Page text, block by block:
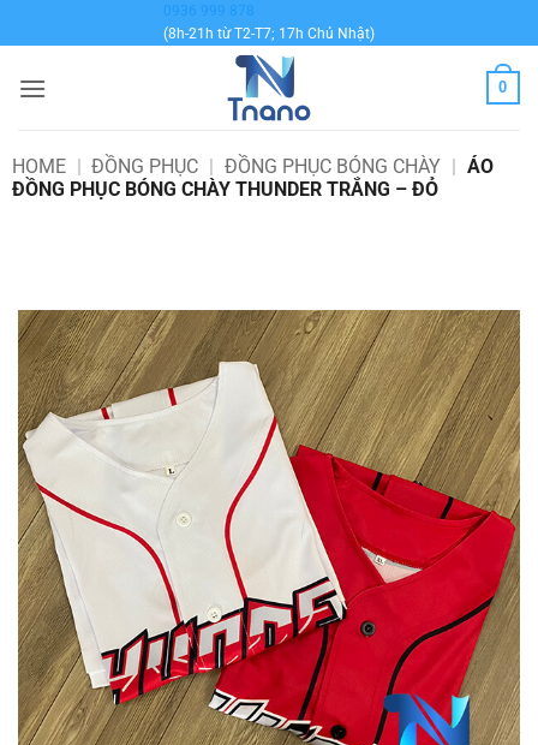
qua
dung
0936 999 878
(8h-21h từ T2-T7; 17h Chủ Nhật)
0
HOME | ĐỒNG PHỤC | ĐỒNG PHỤC BÓNG CHÀY | ÁO
ĐỒNG PHỤC BÓNG CHÀY THUNDER TRẮNG – ĐỎ